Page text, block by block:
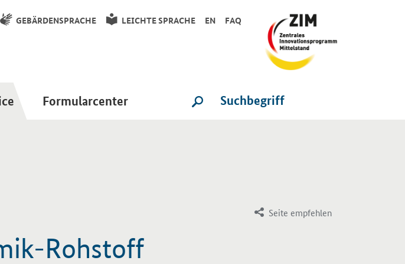
GEBÄRDENSPRACHE LEICHTE SPRACHE EN FAQ
Formularcenter SUCHE STARTEN
Seite empfehlen
Rohstoff